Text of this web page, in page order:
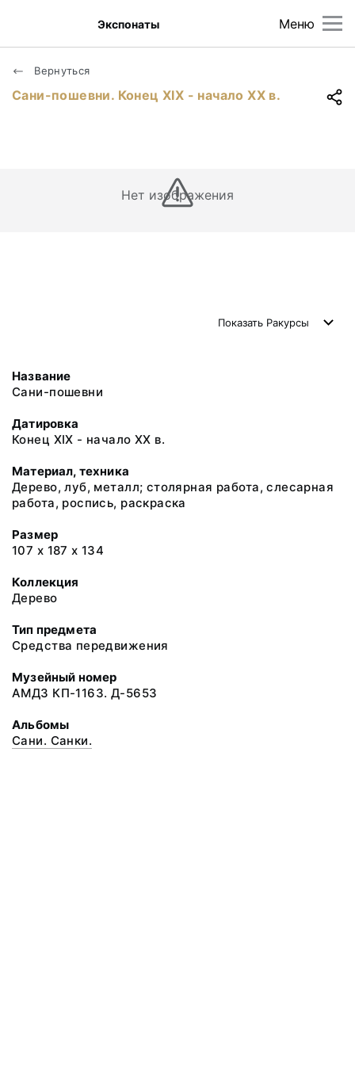
Меню
Экспонаты
Вернуться
Сани-пошевни. Конец XIX - начало XX в.
Нет изображения
Показать Ракурсы
Название
Сани-пошевни
Датировка
Конец XIX - начало XX в.
Материал, техника
Дерево, луб, металл; столярная работа, слесарная
работа, роспись, раскраска
Размер
107 х 187 х 134
Коллекция
Дерево
Тип предмета
Средства передвижения
Музейный номер
АМДЗ КП-1163. Д-5653
Альбомы
Сани. Санки.